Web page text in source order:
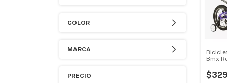
COLOR
MARCA
PRECIO
Bmx